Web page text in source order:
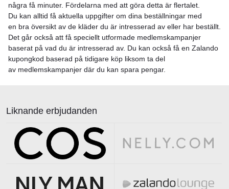
några få minuter. Fördelarna med att göra detta är flertalet.
Du kan alltid få aktuella uppgifter om dina beställningar med
en bra översikt av de kläder du är intresserad av eller har beställt.
Det går också att få speciellt utformade medlemskampanjer
baserat på vad du är intresserad av. Du kan också få en Zalando
kupongkod baserad på tidigare köp liksom ta del
av medlemskampanjer där du kan spara pengar.
Liknande erbjudanden